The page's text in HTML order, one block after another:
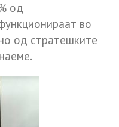
од
во
од стратешките